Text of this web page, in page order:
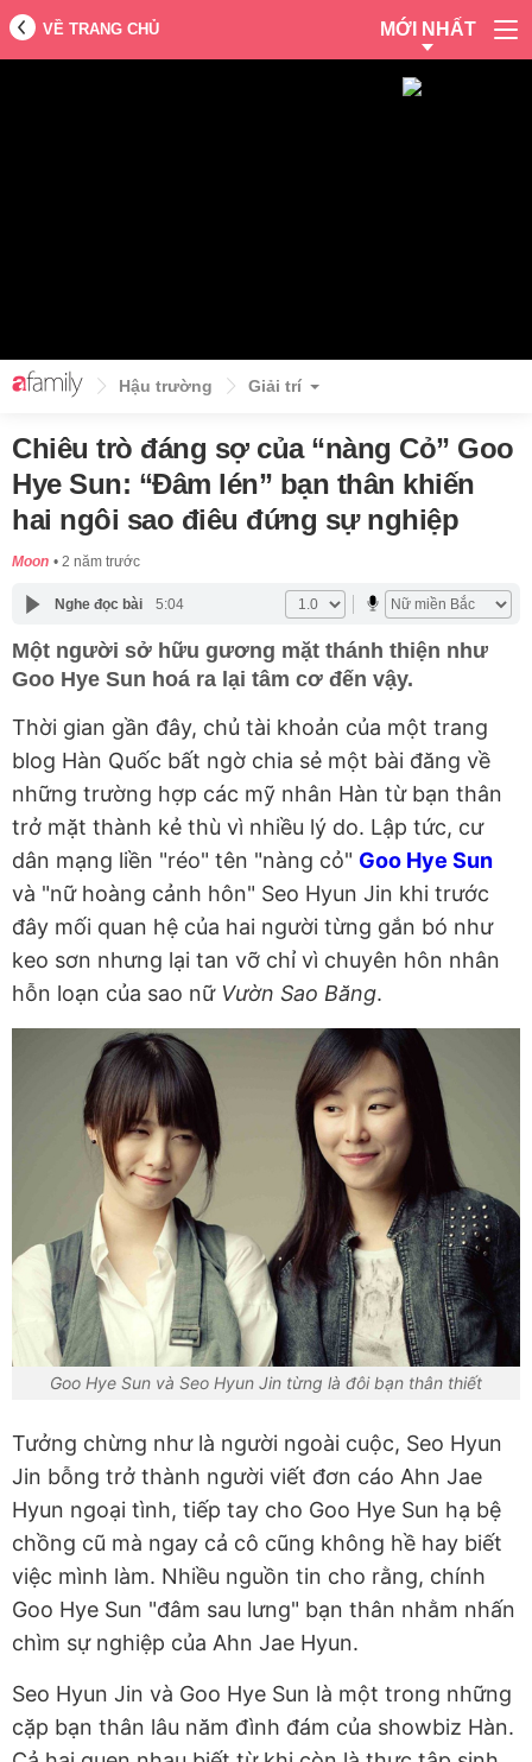
VỀ TRANG CHỦ MỚI NHẤT
Hậu trường Giải trí
Chiêu trò đáng sợ của “nàng Cỏ” Goo
Hye Sun: “Đâm lén” bạn thân khiến
hai ngôi sao điêu đứng sự nghiệp
Moon 2 năm trước
Nghe đọc bài 5:04
Một người sở hữu gương mặt thánh thiện như
Goo Hye Sun hoá ra lại tâm cơ đến vậy.
Thời gian gần đây, chủ tài khoản của một trang
blog Hàn Quốc bất ngờ chia sẻ một bài đăng về
những trường hợp các mỹ nhân Hàn từ bạn thân
trở mặt thành kẻ thù vì nhiều lý do. Lập tức, cư
dân mạng liền "réo" tên "nàng cỏ" Goo Hye Sun
và "nữ hoàng cảnh hôn" Seo Hyun Jin khi trước
đây mối quan hệ của hai người từng gắn bó như
keo sơn nhưng lại tan vỡ chỉ vì chuyên hôn nhân
hỗn loạn của sao nữ Vườn Sao Băng.
Goo Hye Sun và Seo Hyun Jin từng là đôi bạn thân thiết
Tưởng chừng như là người ngoài cuộc, Seo Hyun
Jin bỗng trở thành người viết đơn cáo Ahn Jae
Hyun ngoại tình, tiếp tay cho Goo Hye Sun hạ bệ
chồng cũ mà ngay cả cô cũng không hề hay biết
việc mình làm. Nhiều nguồn tin cho rằng, chính
Goo Hye Sun "đâm sau lưng" bạn thân nhằm nhấn
chìm sự nghiệp của Ahn Jae Hyun.
Seo Hyun Jin và Goo Hye Sun là một trong những
cặp bạn thân lâu năm đình đám của showbiz Hàn.